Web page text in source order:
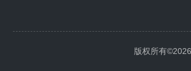
版权所有